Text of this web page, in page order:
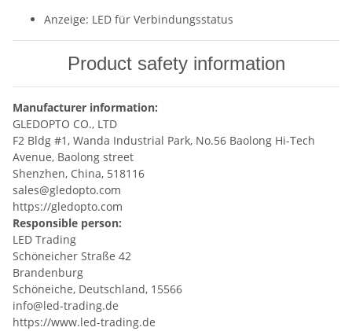
Anzeige: LED für Verbindungsstatus
Product safety information
Manufacturer information:
GLEDOPTO CO., LTD
F2 Bldg #1, Wanda Industrial Park, No.56 Baolong Hi-Tech
Avenue, Baolong street
Shenzhen, China, 518116
sales@gledopto.com
https://gledopto.com
Responsible person:
LED Trading
Schöneicher Straße 42
Brandenburg
Schöneiche, Deutschland, 15566
info@led-trading.de
https://www.led-trading.de